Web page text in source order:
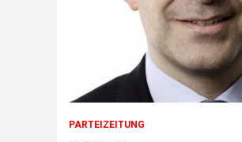
PARTEIZEITUNG